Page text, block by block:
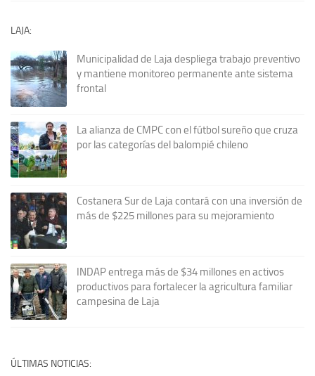
LAJA:
Municipalidad de Laja despliega trabajo preventivo
y mantiene monitoreo permanente ante sistema
frontal
La alianza de CMPC con el fútbol sureño que cruza
por las categorías del balompié chileno
Costanera Sur de Laja contará con una inversión de
más de $225 millones para su mejoramiento
INDAP entrega más de $34 millones en activos
productivos para fortalecer la agricultura familiar
campesina de Laja
ÚLTIMAS NOTICIAS: